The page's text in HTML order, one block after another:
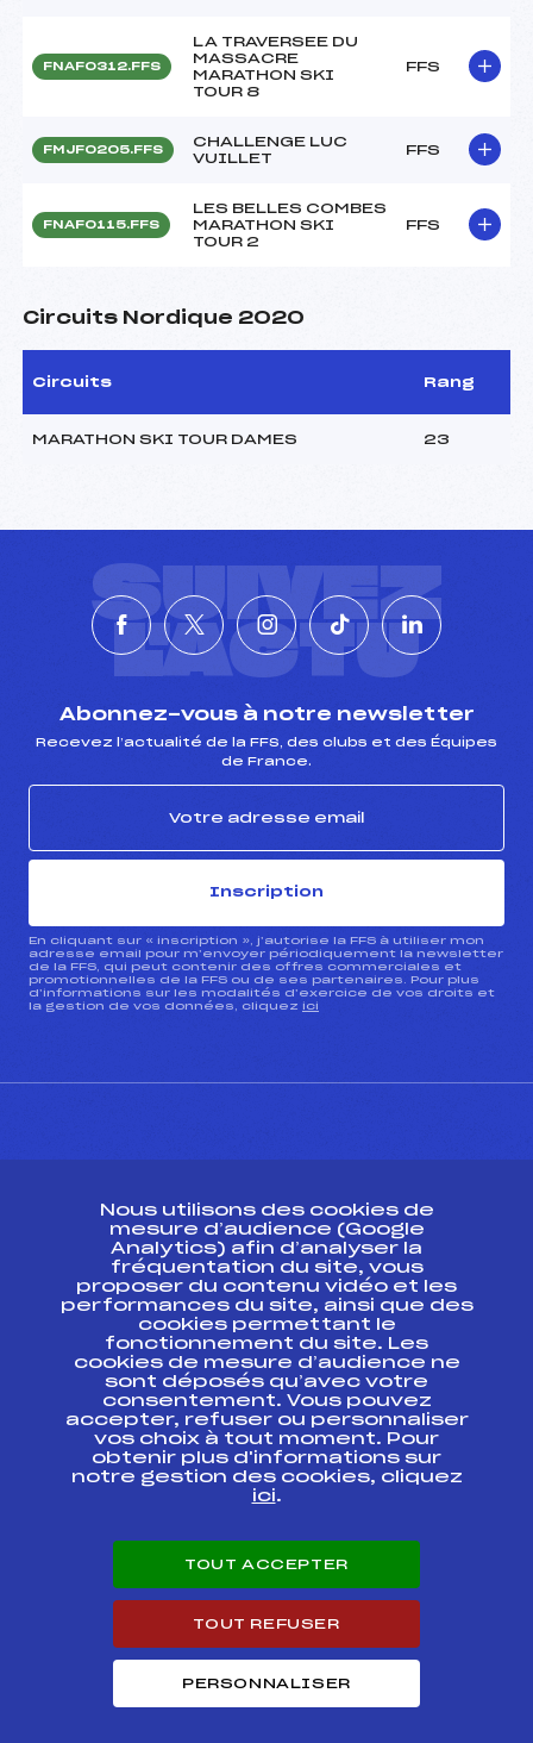
FNAF0312.FFS
LA TRAVERSEE DU
MASSACRE
MARATHON SKI
TOUR 8
FFS
FMJF0205.FFS
CHALLENGE LUC
VUILLET
FFS
FNAF0115.FFS
LES BELLES COMBES
MARATHON SKI
TOUR 2
FFS
Circuits Nordique 2020
Circuits Rang
MARATHON SKI TOUR DAMES 23
SUIVEZ
L'ACTU
Abonnez-vous à notre newsletter
Recevez l’actualité de la FFS, des clubs et des Équipes
de France.
Inscription
En cliquant sur « inscription », j’autorise la FFS à utiliser mon
adresse email pour m’envoyer périodiquement la newsletter
de la FFS, qui peut contenir des offres commerciales et
promotionnelles de la FFS ou de ses partenaires. Pour plus
d’informations sur les modalités d’exercice de vos droits et
la gestion de vos données, cliquez ici
ESPACE PRESSE
Ressources
Pass’Neige
Projet sportif fédéral
Projet de performance fédéral
Antidopage
Pôle Développement, Formation, Suivi
Scientifique
Listes ministérielles
Pôle vie de l’athlète
Carrières
Nous utilisons des cookies de
mesure d’audience (Google
Analytics) afin d’analyser la
fréquentation du site, vous
proposer du contenu vidéo et les
performances du site, ainsi que des
cookies permettant le
fonctionnement du site. Les
cookies de mesure d’audience ne
sont déposés qu’avec votre
consentement. Vous pouvez
accepter, refuser ou personnaliser
vos choix à tout moment. Pour
obtenir plus d'informations sur
notre gestion des cookies, cliquez
ici.
TOUT ACCEPTER
TOUT REFUSER
PERSONNALISER